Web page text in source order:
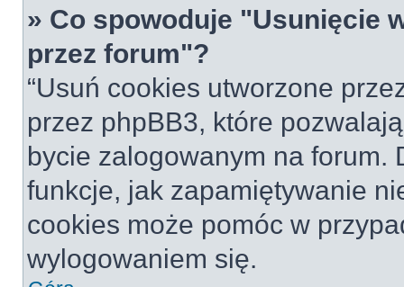
» Co spowoduje "Usunięcie
przez forum"?
“Usuń cookies utworzone
przez phpBB3, które
bycie zalogowanym na forum.
funkcje, jak zapamiętywanie
cookies może pomóc w
wylogowaniem się.